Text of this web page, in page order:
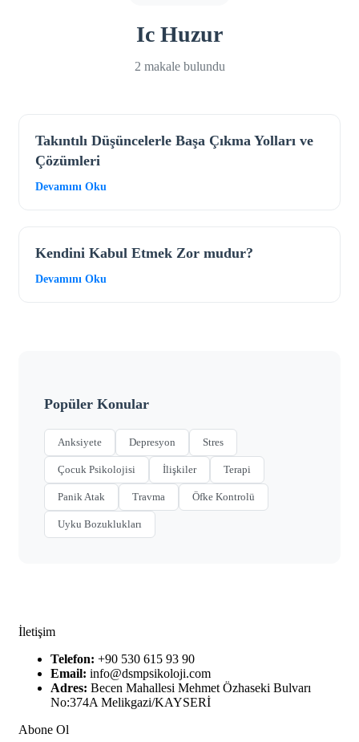
Ic Huzur
2 makale bulundu
Takıntılı Düşüncelerle Başa Çıkma Yolları ve
Çözümleri
Devamını Oku
Kendini Kabul Etmek Zor mudur?
Devamını Oku
Popüler Konular
Anksiyete Depresyon Stres
Çocuk Psikolojisi İlişkiler Terapi
Panik Atak Travma Öfke Kontrolü
Uyku Bozuklukları
İletişim
Telefon: +90 530 615 93 90
Email: info@dsmpsikoloji.com
Adres: Becen Mahallesi Mehmet Özhaseki Bulvarı
No:374A Melikgazi/KAYSERİ
Abone Ol